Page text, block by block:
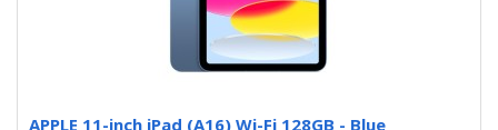
APPLE 11-inch iPad (A16) Wi-Fi 128GB - Blue